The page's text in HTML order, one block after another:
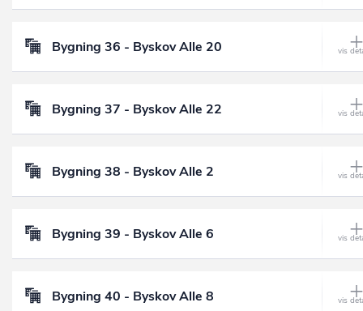
Bygning 36 - Byskov Alle 20
Bygning 37 - Byskov Alle 22
Bygning 38 - Byskov Alle 2
Bygning 39 - Byskov Alle 6
Bygning 40 - Byskov Alle 8